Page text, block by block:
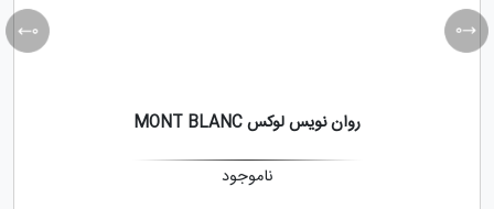
روان نویس لوکس MONT BLANC
ناموجود